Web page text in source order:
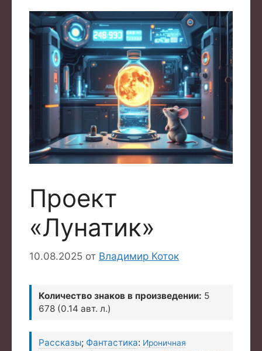
Проект
«Лунатик»
10.08.2025 от Владимир Коток
Количество знаков в произведении: 5
678 (0.14 авт. л.)
Рассказы; Фантастика: Ироничная